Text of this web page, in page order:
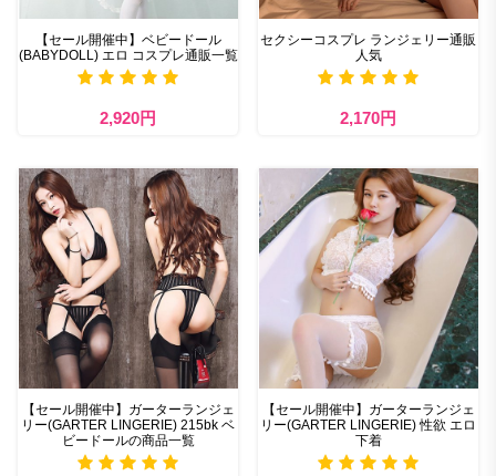
【セール開催中】ベビードール
(BABYDOLL) エロ コスプレ通販一覧
2,920円
セクシーコスプレ ランジェリー通販
人気
2,170円
【セール開催中】ガーターランジェ
リー(GARTER LINGERIE) 215bk ベ
ビードールの商品一覧
【セール開催中】ガーターランジェ
リー(GARTER LINGERIE) 性欲 エロ
下着